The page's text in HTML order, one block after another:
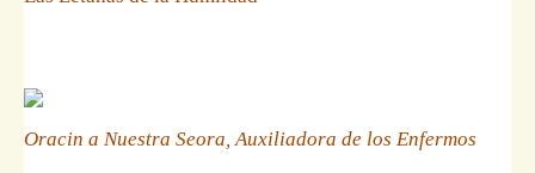
Oracin a Nuestra Seora, Auxiliadora de los Enfermos